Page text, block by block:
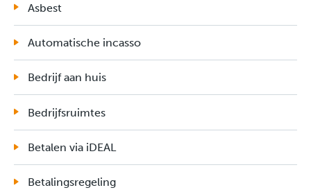
Asbest
Automatische incasso
Bedrijf aan huis
Bedrijfsruimtes
Betalen via iDEAL
Betalingsregeling